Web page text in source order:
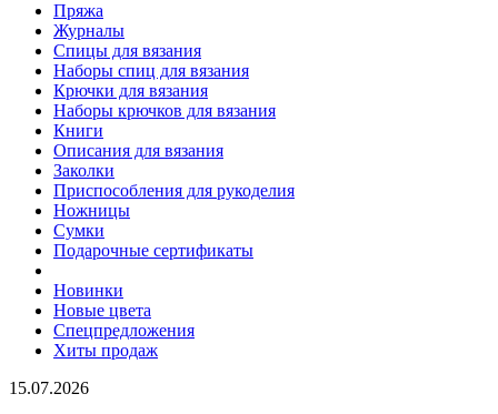
Пряжа
Журналы
Спицы для вязания
Наборы спиц для вязания
Крючки для вязания
Наборы крючков для вязания
Книги
Описания для вязания
Заколки
Приспособления для рукоделия
Ножницы
Сумки
Подарочные сертификаты
Новинки
Новые цвета
Спецпредложения
Хиты продаж
15.07.2026